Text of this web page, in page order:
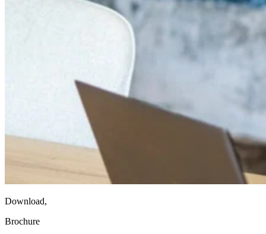
Download,
Brochure